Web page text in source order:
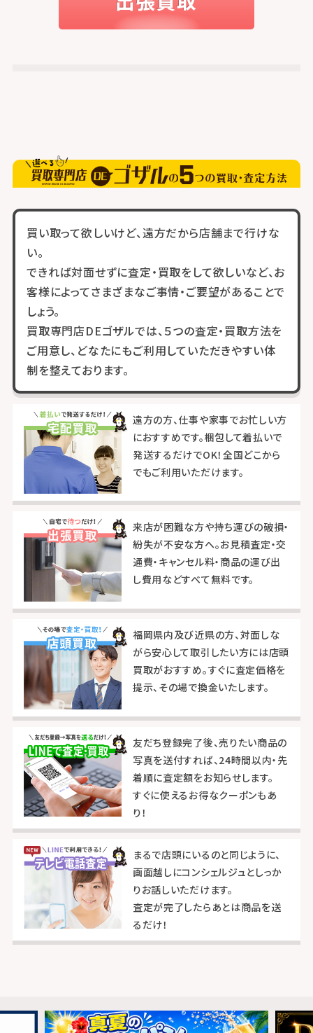
買い取って欲しいけど、遠方だから店舗まで行けな
い。
できれば対面せずに査定・買取をして欲しいなど、お
客様によってさまざまなご事情・ご要望があることで
しょう。
買取専門店DEゴザルでは、５つの査定・買取方法を
ご用意し、どなたにもご利用していただきやすい体
制を整えております。
遠方の方、仕事や家事でお忙しい方
におすすめです。梱包して着払いで
発送するだけでOK！全国どこから
でもご利用いただけます。
来店が困難な方や持ち運びの破損・
紛失が不安な方へ。お見積査定・交
通費・キャンセル料・商品の運び出
し費用などすべて無料です。
福岡県内及び近県の方、対面しな
がら安心して取引したい方には店頭
買取がおすすめ。すぐに査定価格を
提示、その場で換金いたします。
友だち登録完了後、売りたい商品の
写真を送付すれば、24時間以内・先
着順に査定額をお知らせします。
すぐに使えるお得なクーポンもあ
り！
まるで店頭にいるのと同じように、
画面越しにコンシェルジュとしっか
りお話しいただけます。
査定が完了したらあとは商品を送
るだけ！